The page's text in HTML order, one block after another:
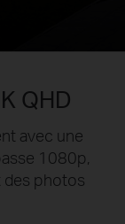
QHD
avec une
1080p,
des photos